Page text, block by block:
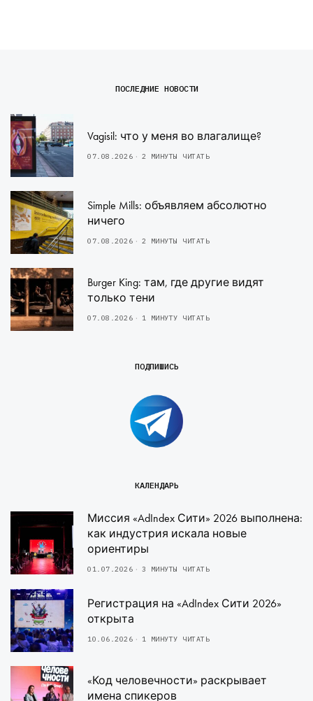
ПОСЛЕДНИЕ НОВОСТИ
Vagisil: что у меня во влагалище?
07.08.2026 2 МИНУТЫ ЧИТАТЬ
Simple Mills: объявляем абсолютно
ничего
07.08.2026 2 МИНУТЫ ЧИТАТЬ
Burger King: там, где другие видят
только тени
07.08.2026 1 МИНУТУ ЧИТАТЬ
ПОДПИШИСЬ
КАЛЕНДАРЬ
Миссия «AdIndex Сити» 2026 выполнена:
как индустрия искала новые
ориентиры
01.07.2026 3 МИНУТЫ ЧИТАТЬ
Регистрация на «AdIndex Сити 2026»
открыта
10.06.2026 1 МИНУТУ ЧИТАТЬ
«Код человечности» раскрывает
имена спикеров